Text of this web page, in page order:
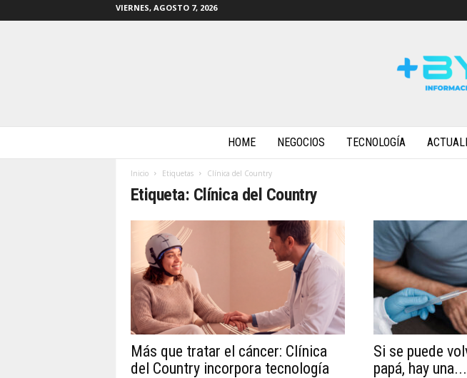
VIERNES, AGOSTO 7, 2026
HOME NEGOCIOS TECNOLOGÍA
Inicio Etiquetas Clínica del Country
Etiqueta: Clínica del Country
Más que tratar el cáncer: Clínica
del Country incorpora tecnología
Si se puede
papá, hay una...